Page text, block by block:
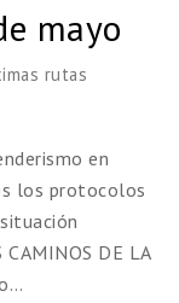
mayo
rutas
en
los protocolos
DE LA